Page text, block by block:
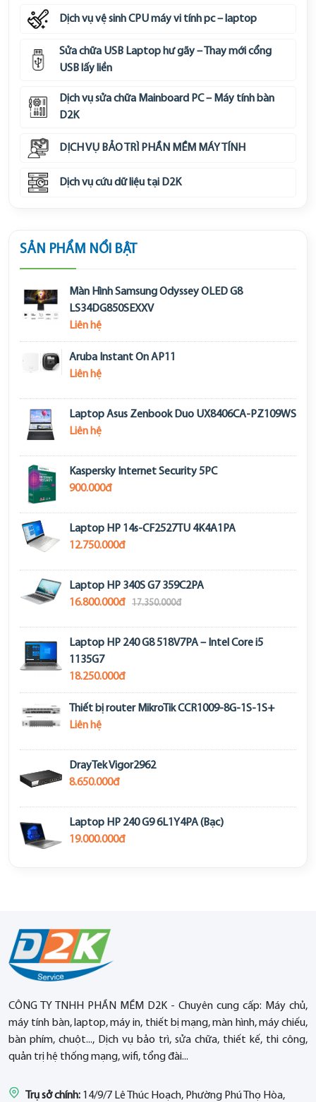
Dịch vụ vệ sinh CPU máy vi tính pc – laptop
Sửa chữa USB Laptop hư gãy – Thay mới cổng
USB lấy liền
Dịch vụ sửa chữa Mainboard PC – Máy tính bàn
D2K
DỊCH VỤ BẢO TRÌ PHẦN MỀM MÁY TÍNH
Dịch vụ cứu dữ liệu tại D2K
SẢN PHẨM NỔI BẬT
Màn Hình Samsung Odyssey OLED G8
LS34DG850SEXXV
Liên hệ
Aruba Instant On AP11
Liên hệ
Laptop Asus Zenbook Duo UX8406CA-PZ109WS
Liên hệ
Kaspersky Internet Security 5PC
900.000đ
Laptop HP 14s-CF2527TU 4K4A1PA
12.750.000đ
Laptop HP 340S G7 359C2PA
16.800.000đ
17.350.000đ
Laptop HP 240 G8 518V7PA – Intel Core i5
1135G7
18.250.000đ
Thiết bị router MikroTik CCR1009-8G-1S-1S+
Liên hệ
DrayTek Vigor2962
8.650.000đ
Laptop HP 240 G9 6L1Y4PA (Bạc)
19.000.000đ
CÔNG TY TNHH PHẦN MỀM D2K - Chuyên cung cấp: Máy chủ,
máy tính bàn, laptop, máy in, thiết bị mạng, màn hình, máy chiếu,
bàn phím, chuột..., Dịch vụ bảo trì, sửa chữa, thiết kế, thi công,
quản trị hệ thống mạng, wifi, tổng đài...
Trụ sở chính: 14/9/7 Lê Thúc Hoạch, Phường Phú Thọ Hòa,